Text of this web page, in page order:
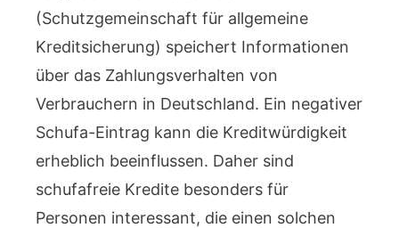
(Schutzgemeinschaft für allgemeine
Kreditsicherung) speichert Informationen
über das Zahlungsverhalten von
Verbrauchern in Deutschland. Ein negativer
Schufa-Eintrag kann die Kreditwürdigkeit
erheblich beeinflussen. Daher sind
schufafreie Kredite besonders für
Personen interessant, die einen solchen